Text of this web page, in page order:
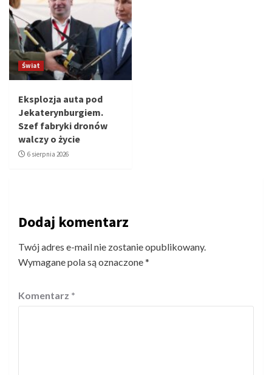
Świat
Eksplozja auta pod
Jekaterynburgiem.
Szef fabryki dronów
walczy o życie
6 sierpnia 2026
Dodaj komentarz
Twój adres e-mail nie zostanie opublikowany.
Wymagane pola są oznaczone*
Komentarz *